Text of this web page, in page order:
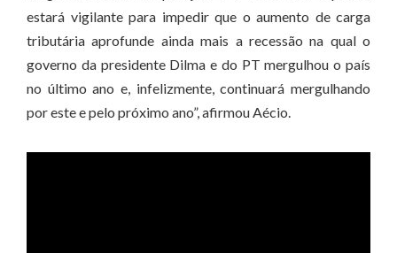
estará vigilante para impedir que o aumento de carga
tributária aprofunde ainda mais a recessão na qual o
governo da presidente Dilma e do PT mergulhou o país
no último ano e, infelizmente, continuará mergulhando
por este e pelo próximo ano”, afirmou Aécio.